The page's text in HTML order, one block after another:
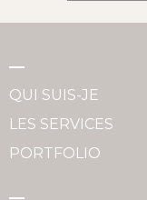
QUI SUIS-JE
LES SERVICES
PORTFOLIO